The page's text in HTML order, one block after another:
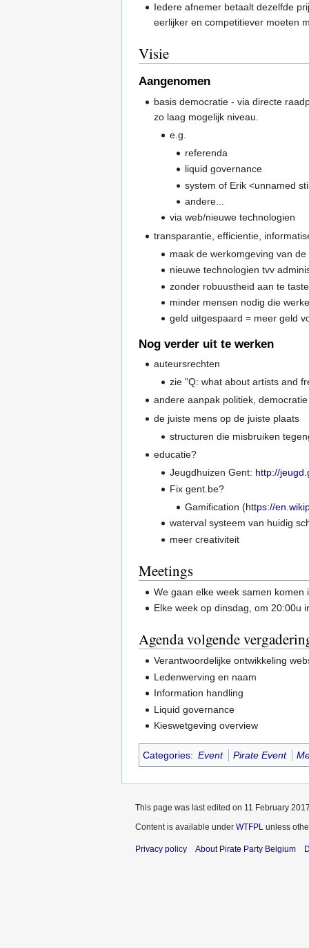
Iedere afnemer betaalt dezelfde
eerlijker en competitiever moeten
Visie
Aangenomen
basis democratie - via directe
zo laag mogelijk niveau.
e.g.
referenda
liquid governance
system of Erik <unnamed
andere...
via web/nieuwe technologien
transparantie, efficientie,
maak de werkomgeving van
nieuwe technologien tvv
zonder robuustheid aan te
minder mensen nodig die
geld uitgespaard = meer geld
Nog verder uit te werken
auteursrechten
zie "Q: what about artists and
andere aanpak politiek,
de juiste mens op de juiste plaats
structuren die misbruiken
educatie?
Jeugdhuizen Gent: http://
Fix gent.be?
Gamification (https://
waterval systeem van huidig
meer creativiteit
Meetings
We gaan elke week samen komen
Elke week op dinsdag, om 20:00u
Agenda volgende
Verantwoordelijke ontwikkeling
Ledenwerving en naam
Information handling
Liquid governance
Kieswetgeving overview
Categories: Event Pirate Event
This page was last edited on 11 February
Content is available under WTFPL unless
Privacy policy About Pirate Party Belgium